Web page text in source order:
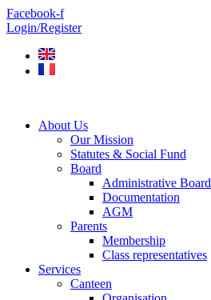
Skip
to
Facebook-f
Login/Register
About Us
Our Mission
Statutes & Social Fund
Board
Administrative Board
Documentation
AGM
Parents
Membership
Class representatives
Services
Canteen